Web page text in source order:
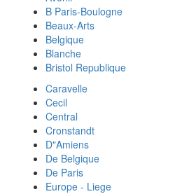
B Paris-Boulogne
Beaux-Arts
Belgique
Blanche
Bristol Republique
Caravelle
Cecil
Central
Cronstandt
D"Amiens
De Belgique
De Paris
Europe - Liege